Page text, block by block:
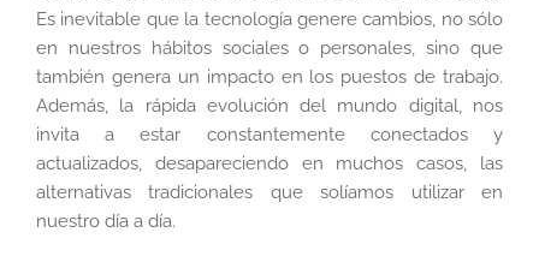
Es inevitable que la tecnología genere cambios, no sólo
en nuestros hábitos sociales o personales, sino que
también genera un impacto en los puestos de trabajo.
Además, la rápida evolución del mundo digital, nos
invita a estar constantemente conectados y
actualizados, desapareciendo en muchos casos, las
alternativas tradicionales que solíamos utilizar en
nuestro día a día.